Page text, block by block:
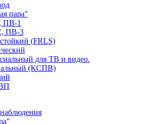
пара"
ПВ-1
ПВ-3
(FRLS)
для ТВ и видео.
(КСПВ)